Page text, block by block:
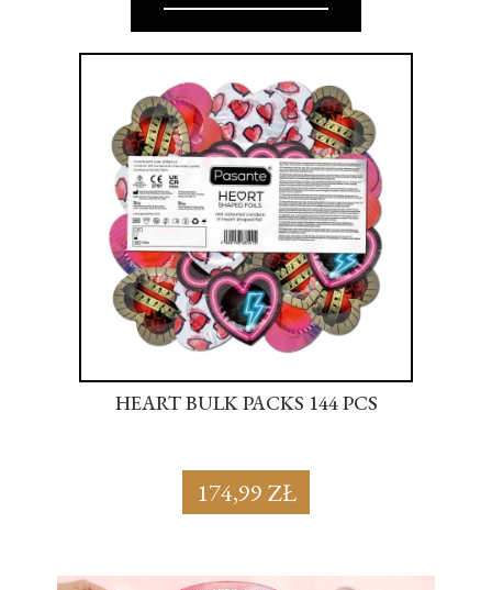
HEART BULK PACKS 144 PCS
174,99 ZŁ